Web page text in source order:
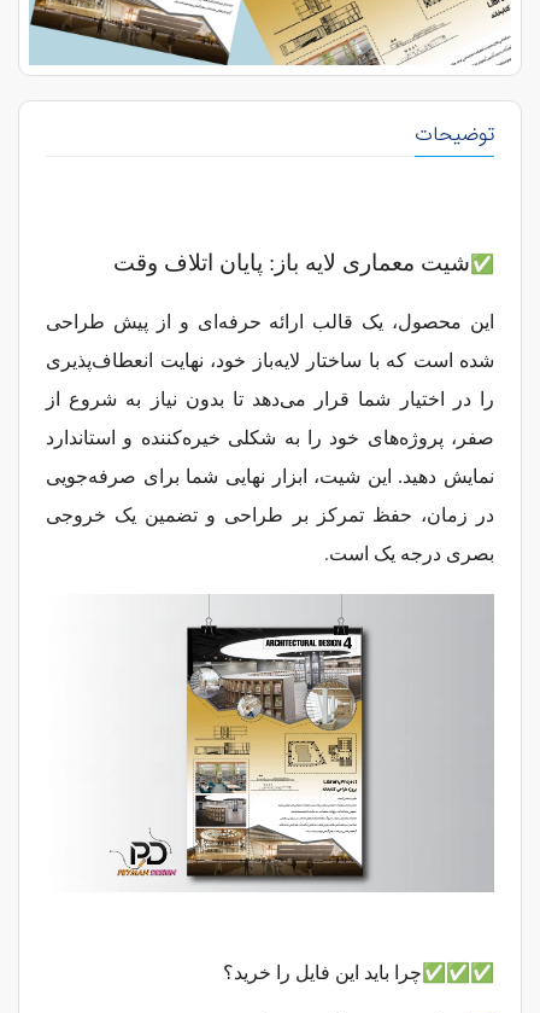
توضیحات
✅شیت معماری لایه باز: پایان اتلاف وقت
این محصول، یک قالب ارائه حرفه‌ای و از پیش طراحی
شده است که با ساختار لایه‌باز خود، نهایت انعطاف‌پذیری
را در اختیار شما قرار می‌دهد تا بدون نیاز به شروع از
صفر، پروژه‌های خود را به شکلی خیره‌کننده و استاندارد
نمایش دهید. این شیت، ابزار نهایی شما برای صرفه‌جویی
در زمان، حفظ تمرکز بر طراحی و تضمین یک خروجی
بصری درجه یک است.
✅
✅
✅چرا باید این فایل را خرید؟